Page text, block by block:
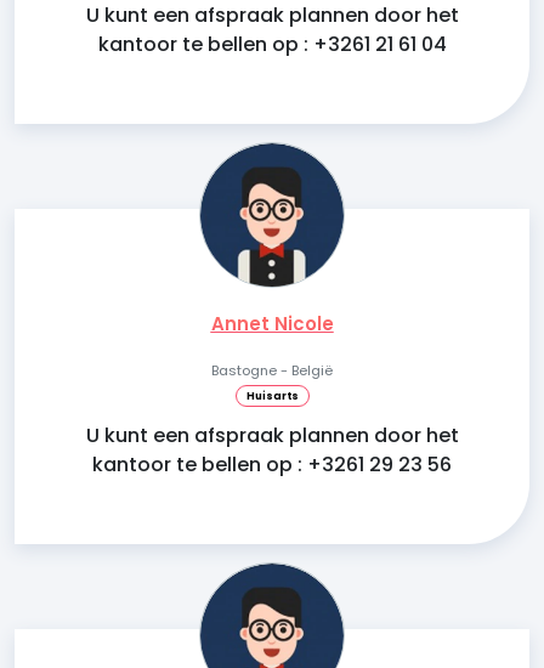
U kunt een afspraak plannen door het
kantoor te bellen op : +3261 21 61 04
Annet Nicole
Bastogne - België
Huisarts
U kunt een afspraak plannen door het
kantoor te bellen op : +3261 29 23 56